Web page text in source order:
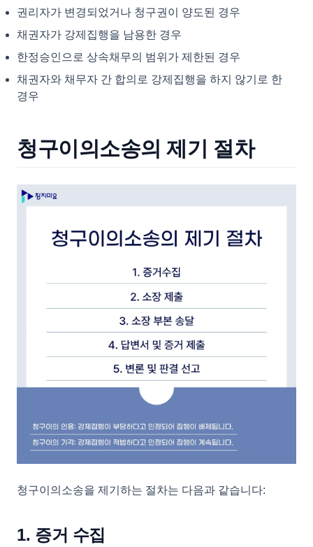
권리자가 변경되었거나 청구권이 양도된 경우
채권자가 강제집행을 남용한 경우
한정승인으로 상속채무의 범위가 제한된 경우
채권자와 채무자 간 합의로 강제집행을 하지 않기로 한
경우
청구이의소송의 제기 절차
청구이의소송을 제기하는 절차는 다음과 같습니다:
1. 증거 수집